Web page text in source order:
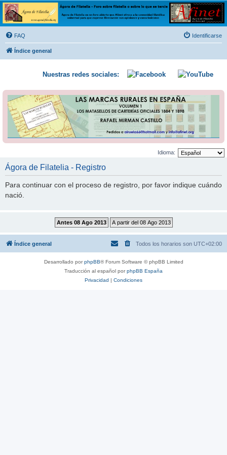
Ágora de Filatelia
Foro sobre filatelia o sobre lo que se tercie. Ágora de Filatelia es un foro abierto que Afinet
ofrece a la comunidad filatélica universal para que exprese libremente sus opiniones y
conocimientos
FAQ Identificarse
Índice general
Nuestras redes sociales:
Idioma:
Ágora de Filatelia - Registro
Para continuar con el proceso de registro, por favor indique cuándo
nació.
Índice general Todos los horarios son UTC+02:00
Desarrollado porphpBB® Forum Software © phpBB Limited
Traducción al español porphpBB España
Privacidad
Condiciones